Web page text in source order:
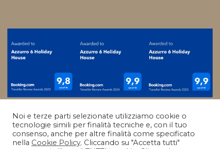
Noi e terze parti selezionate utilizziamo cookie o
tecnologie simili per finalità tecniche e, con il tuo
consenso, anche per altre finalità come specificato
nella Cookie Policy. Cliccando su "Accetta tutti"